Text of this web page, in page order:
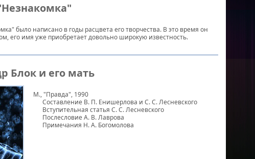
было написано в годы расцвета его творчества. В это время он
его имя уже приобретает довольно широкую известность.
Блок и его мать
М., "Правда", 1990
Составление В. П. Енишерлова и С. С. Лесневского
Вступительная статья С. С. Лесневского
Послесловие А. В. Лаврова
Примечания Н. А. Богомолова